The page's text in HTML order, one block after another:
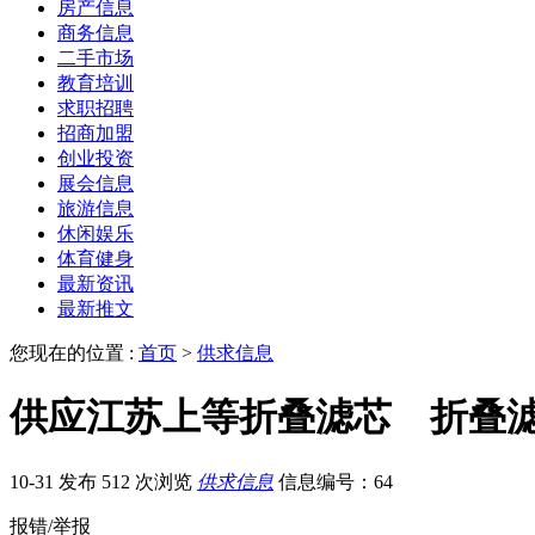
房产信息
商务信息
二手市场
教育培训
求职招聘
招商加盟
创业投资
展会信息
旅游信息
休闲娱乐
体育健身
最新资讯
最新推文
您现在的位置 : 首页 > 供求信息
供应江苏上等折叠滤芯 折叠
10-31 发布 512 次浏览 供求信息 信息编号：64
报错/举报